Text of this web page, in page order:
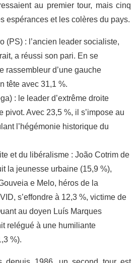
au premier tour, mais cinq
espérances et les colères du pays.
(PS) : l’ancien leader socialiste,
a réussi son pari. En se
rassembleur d’une gauche
tête avec 31,1 %.
: le leader d’extrême droite
pivot. Avec 23,5 %, il s’impose au
l’hégémonie historique du
et du libéralisme : João Cotrim de
la jeunesse urbaine (15,9 %),
e Melo, héros de la
s’effondre à 12,3 %, victime de
au doyen Luís Marques
relégué à une humiliante
%).